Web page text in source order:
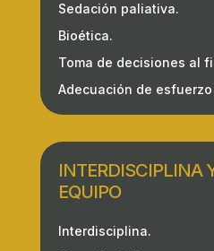
Sedación paliativa.
Bioética.
Toma de decisiones al
Adecuación de
INTERDISCIPLINA
EQUIPO
Interdisciplina.